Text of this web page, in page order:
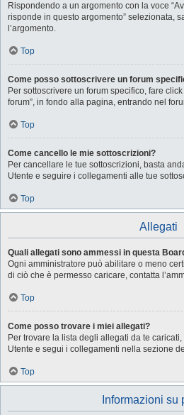
Rispondendo a un argomento con la voce
risponde in questo argomento” selezionata,
l’argomento.
Top
Come posso sottoscrivere un forum
Per sottoscrivere un forum specifico, fare
forum”, in fondo alla pagina, entrando nel
Top
Come cancello le mie sottoscrizioni?
Per cancellare le tue sottoscrizioni, basta
Utente e seguire i collegamenti alle tue
Top
Allegati
Quali allegati sono ammessi in questa
Ogni amministratore può abilitare o meno
di ciò che è permesso caricare, contatta
Top
Come posso trovare i miei allegati?
Per trovare la lista degli allegati da te
Utente e segui i collegamenti nella sezione
Top
Informazioni su